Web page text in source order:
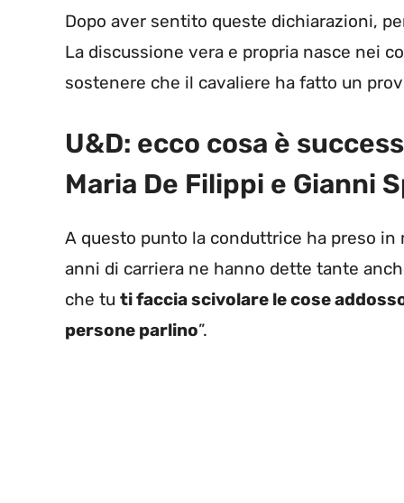
Dopo aver sentito queste dichiarazioni,
La discussione vera e propria nasce nei
sostenere che il cavaliere ha fatto un
U&D: ecco cosa è
Maria De Filippi e Gianni
A questo punto la conduttrice ha preso
anni di carriera ne hanno dette tante
che tu ti faccia scivolare le cose
persone parlino”.